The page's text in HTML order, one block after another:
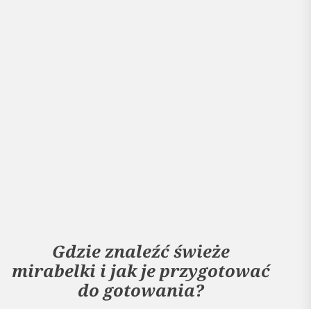
Gdzie znaleźć świeże
mirabelki i jak je przygotować
do gotowania?